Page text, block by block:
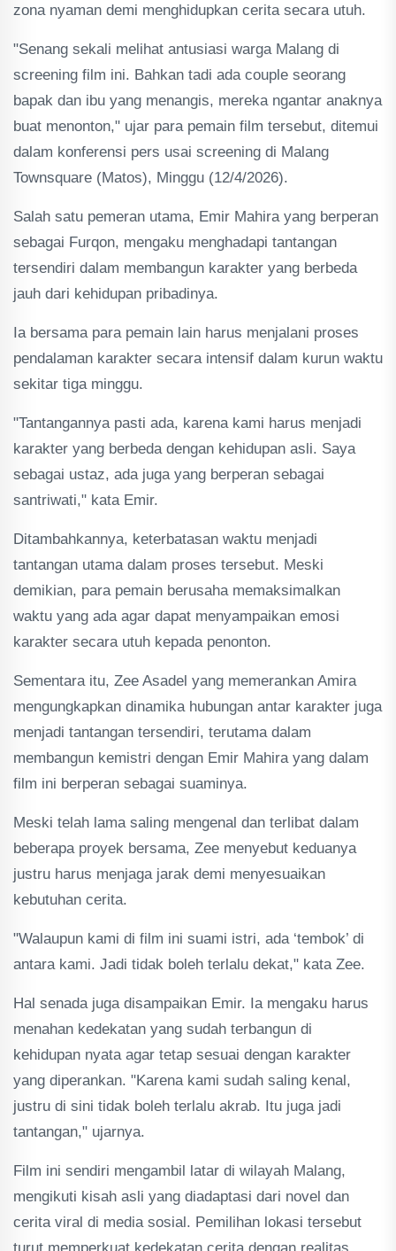
zona nyaman demi menghidupkan cerita secara utuh.
"Senang sekali melihat antusiasi warga Malang di
screening film ini. Bahkan tadi ada couple seorang
bapak dan ibu yang menangis, mereka ngantar anaknya
buat menonton," ujar para pemain film tersebut, ditemui
dalam konferensi pers usai screening di Malang
Townsquare (Matos), Minggu (12/4/2026).
Salah satu pemeran utama, Emir Mahira yang berperan
sebagai Furqon, mengaku menghadapi tantangan
tersendiri dalam membangun karakter yang berbeda
jauh dari kehidupan pribadinya.
Ia bersama para pemain lain harus menjalani proses
pendalaman karakter secara intensif dalam kurun waktu
sekitar tiga minggu.
"Tantangannya pasti ada, karena kami harus menjadi
karakter yang berbeda dengan kehidupan asli. Saya
sebagai ustaz, ada juga yang berperan sebagai
santriwati," kata Emir.
Ditambahkannya, keterbatasan waktu menjadi
tantangan utama dalam proses tersebut. Meski
demikian, para pemain berusaha memaksimalkan
waktu yang ada agar dapat menyampaikan emosi
karakter secara utuh kepada penonton.
Sementara itu, Zee Asadel yang memerankan Amira
mengungkapkan dinamika hubungan antar karakter juga
menjadi tantangan tersendiri, terutama dalam
membangun kemistri dengan Emir Mahira yang dalam
film ini berperan sebagai suaminya.
Meski telah lama saling mengenal dan terlibat dalam
beberapa proyek bersama, Zee menyebut keduanya
justru harus menjaga jarak demi menyesuaikan
kebutuhan cerita.
"Walaupun kami di film ini suami istri, ada ‘tembok’ di
antara kami. Jadi tidak boleh terlalu dekat," kata Zee.
Hal senada juga disampaikan Emir. Ia mengaku harus
menahan kedekatan yang sudah terbangun di
kehidupan nyata agar tetap sesuai dengan karakter
yang diperankan. "Karena kami sudah saling kenal,
justru di sini tidak boleh terlalu akrab. Itu juga jadi
tantangan," ujarnya.
Film ini sendiri mengambil latar di wilayah Malang,
mengikuti kisah asli yang diadaptasi dari novel dan
cerita viral di media sosial. Pemilihan lokasi tersebut